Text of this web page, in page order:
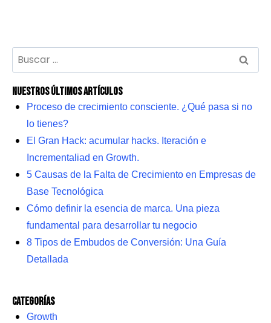
Nuestros últimos artículos
Proceso de crecimiento consciente. ¿Qué pasa si no
lo tienes?
El Gran Hack: acumular hacks. Iteración e
Incrementaliad en Growth.
5 Causas de la Falta de Crecimiento en Empresas de
Base Tecnológica
Cómo definir la esencia de marca. Una pieza
fundamental para desarrollar tu negocio
8 Tipos de Embudos de Conversión: Una Guía
Detallada
Categorías
Growth